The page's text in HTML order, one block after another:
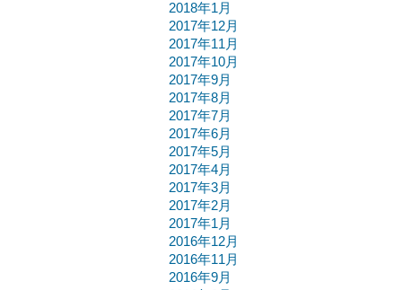
2018年1月
2017年12月
2017年11月
2017年10月
2017年9月
2017年8月
2017年7月
2017年6月
2017年5月
2017年4月
2017年3月
2017年2月
2017年1月
2016年12月
2016年11月
2016年9月